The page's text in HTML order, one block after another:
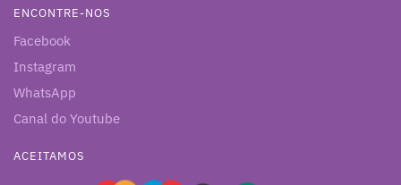
ENCONTRE-NOS
Facebook
Instagram
WhatsApp
Canal do Youtube
ACEITAMOS